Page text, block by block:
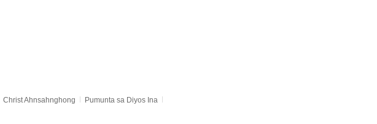
Christ Ahnsahnghong
Pumunta sa Diyos Ina